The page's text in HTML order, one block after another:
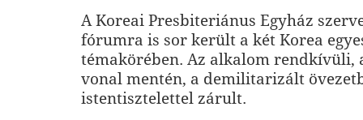
A Koreai Presbiteriánus Egyház
fórumra is sor került a két Korea
témakörében. Az alkalom rendkívüli,
vonal mentén, a demilitarizált
istentisztelettel zárult.